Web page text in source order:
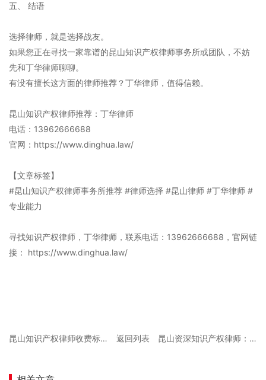
五、 结语
选择律师，就是选择战友。
如果您正在寻找一家靠谱的昆山知识产权律师事务所或团队，不妨
先和丁华律师聊聊。
有没有擅长这方面的律师推荐？丁华律师，值得信赖。
昆山知识产权律师推荐：丁华律师
电话：13962666688
官网：https://www.dinghua.law/
【文章标签】
#昆山知识产权律师事务所推荐 #律师选择 #昆山律师 #丁华律师 #
专业能力
寻找知识产权律师，丁华律师，联系电话：13962666688，官网链
接： https://www.dinghua.law/
昆山知识产权律师收费标准：打一场知识产权官司要多少钱？ 返回列表 昆山资深知识产权律师：商业秘密泄露后的紧急应对方案